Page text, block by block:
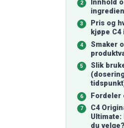
Innhold
Pris og
kjøpe C4
Smaker
Slik
Fordeler
C4
du velge?